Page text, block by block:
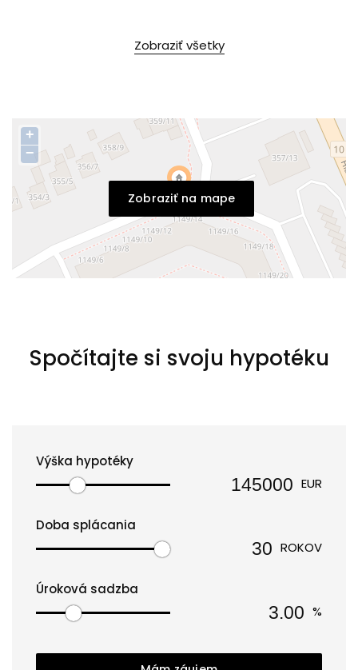
Zobraziť všetky
Zobraziť na mape
+
−
Spočítajte si svoju hypotéku
Výška hypotéky
EUR
Doba splácania
ROKOV
Úroková sadzba
%